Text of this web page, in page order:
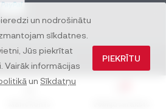
un nodrošinātu
sīkdatnes.
Jūs piekrītat
Vairāk informācijas
un Sīkdatņu
PIEKRĪTU